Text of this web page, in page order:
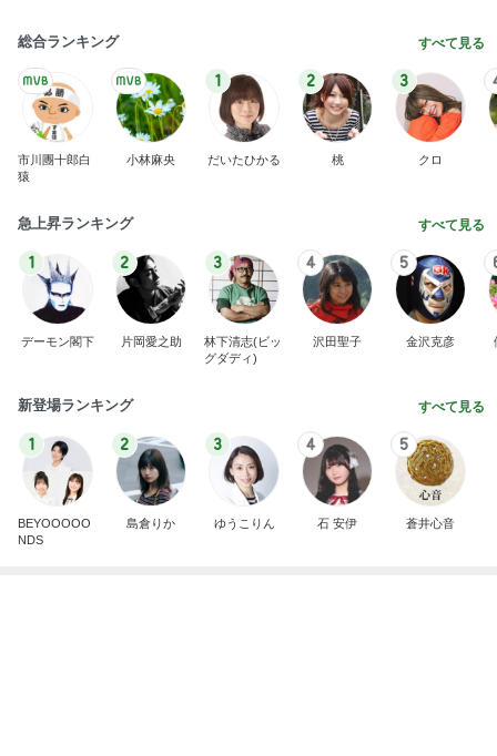
総合ランキング すべて見る
市川團十郎白
猿
小林麻央
1
だいたひかる
2
桃
3
クロ
急上昇ランキング すべて見る
1
デーモン閣下
2
片岡愛之助
3
林下清志(ビッ
グダディ)
4
沢田聖子
5
金沢克彦
新登場ランキング すべて見る
1
BEYOOOOO
NDS
2
島倉りか
3
ゆうこりん
4
石 安伊
5
蒼井心音